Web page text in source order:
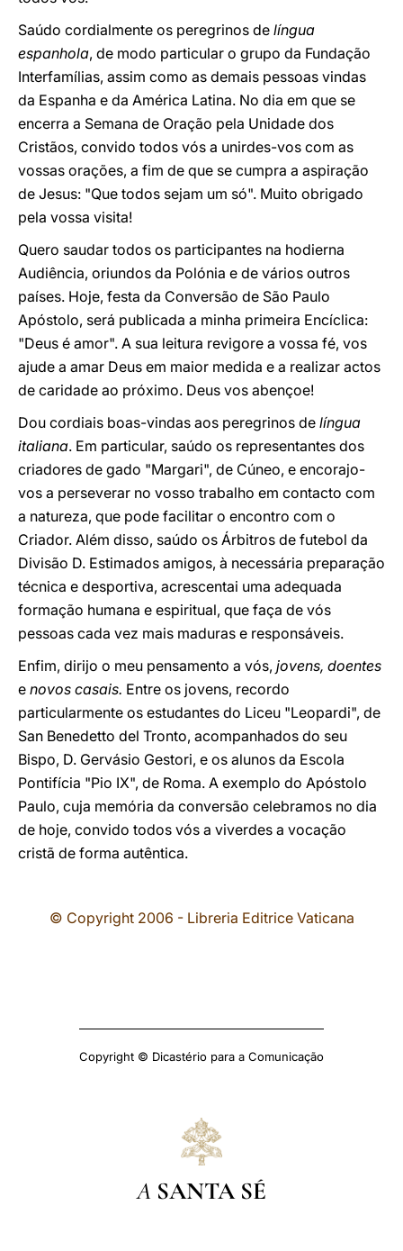
Saúdo cordialmente os peregrinos de língua
espanhola, de modo particular o grupo da Fundação
Interfamílias, assim como as demais pessoas vindas
da Espanha e da América Latina. No dia em que se
encerra a Semana de Oração pela Unidade dos
Cristãos, convido todos vós a unirdes-vos com as
vossas orações, a fim de que se cumpra a aspiração
de Jesus: "Que todos sejam um só". Muito obrigado
pela vossa visita!
Quero saudar todos os participantes na hodierna
Audiência, oriundos da Polónia e de vários outros
países. Hoje, festa da Conversão de São Paulo
Apóstolo, será publicada a minha primeira Encíclica:
"Deus é amor". A sua leitura revigore a vossa fé, vos
ajude a amar Deus em maior medida e a realizar actos
de caridade ao próximo. Deus vos abençoe!
Dou cordiais boas-vindas aos peregrinos de língua
italiana. Em particular, saúdo os representantes dos
criadores de gado "Margari", de Cúneo, e encorajo-
vos a perseverar no vosso trabalho em contacto com
a natureza, que pode facilitar o encontro com o
Criador. Além disso, saúdo os Árbitros de futebol da
Divisão D. Estimados amigos, à necessária preparação
técnica e desportiva, acrescentai uma adequada
formação humana e espiritual, que faça de vós
pessoas cada vez mais maduras e responsáveis.
Enfim, dirijo o meu pensamento a vós, jovens, doentes
e novos casais. Entre os jovens, recordo
particularmente os estudantes do Liceu "Leopardi", de
San Benedetto del Tronto, acompanhados do seu
Bispo, D. Gervásio Gestori, e os alunos da Escola
Pontifícia "Pio IX", de Roma. A exemplo do Apóstolo
Paulo, cuja memória da conversão celebramos no dia
de hoje, convido todos vós a viverdes a vocação
cristã de forma autêntica.
© Copyright 2006 - Libreria Editrice Vaticana
Copyright © Dicastério para a Comunicação
A SANTA SÉ